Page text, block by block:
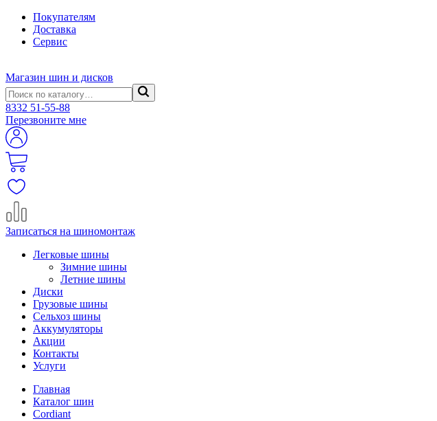
Покупателям
Доставка
Сервис
Магазин шин и дисков
8332 51-55-88
Перезвоните мне
Записаться на шиномонтаж
Легковые шины
Зимние шины
Летние шины
Диски
Грузовые шины
Сельхоз шины
Аккумуляторы
Акции
Контакты
Услуги
Главная
Каталог шин
Cordiant